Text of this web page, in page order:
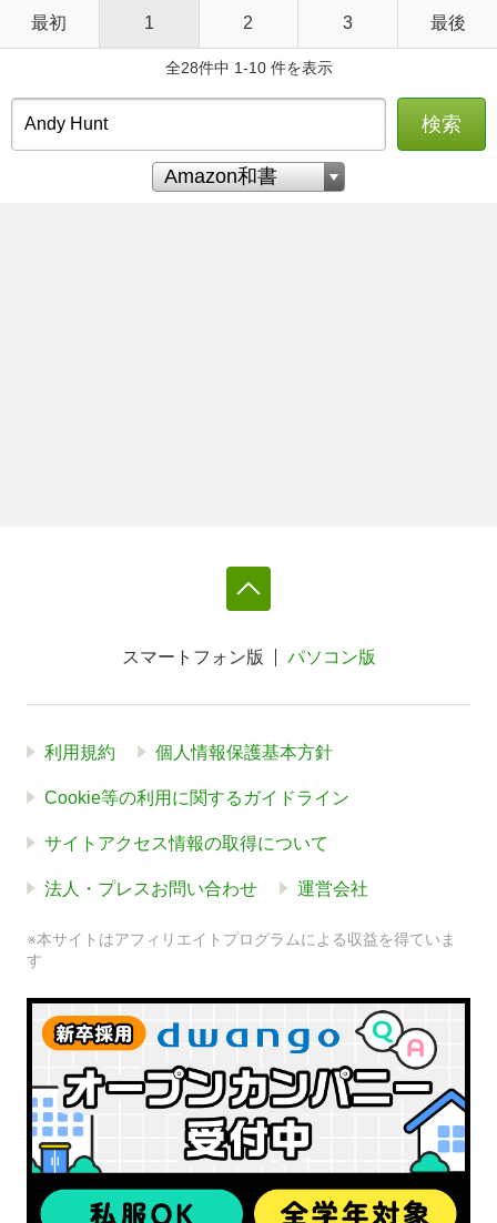
最初 1 2 3 最後
全28件中 1-10 件を表示
検索
スマートフォン版 パソコン版
利用規約 個人情報保護基本方針
Cookie等の利用に関するガイドライン
サイトアクセス情報の取得について
法人・プレスお問い合わせ 運営会社
※本サイトはアフィリエイトプログラムによる収益を得ていま
す